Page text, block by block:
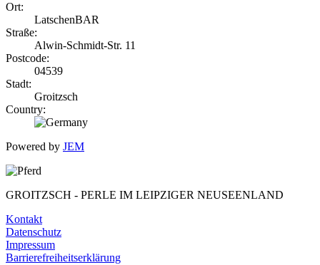
Ort:
LatschenBAR
Straße:
Alwin-Schmidt-Str. 11
Postcode:
04539
Stadt:
Groitzsch
Country:
Powered by JEM
GROITZSCH - PERLE IM LEIPZIGER NEUSEENLAND
Kontakt
Datenschutz
Impressum
Barrierefreiheitserklärung